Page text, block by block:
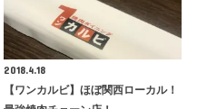
2018.4.18
【ワンカルビ】ほぼ関西ローカル！